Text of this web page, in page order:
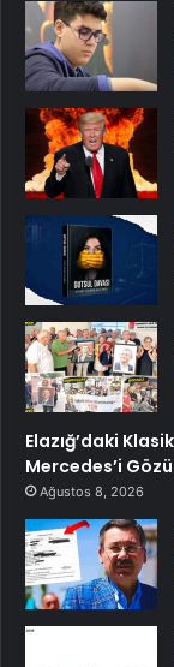
Elazığ’daki
Mercedes’i
Ağustos 8, 2026